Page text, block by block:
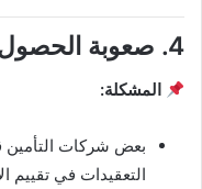
4. صعوبة الحصول على تعويض بعد الحوادث
المشكلة:
بعض شركات
التعقيدات في تقييم